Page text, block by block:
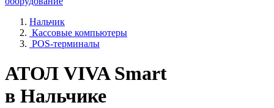
Нальчик
Кассовые компьютеры
POS-терминалы
АТОЛ VIVA Smart
в Нальчике